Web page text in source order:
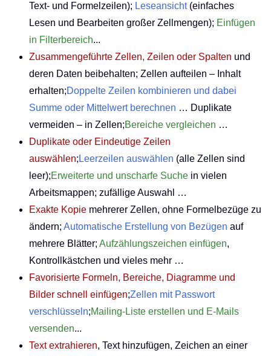
Text- und Formelzeilen); Leseansicht(einfaches
Lesen und Bearbeiten großer Zellmengen); Einfügen
in Filterbereich...
Zusammengeführte Zellen, Zeilen oder Spalten und
deren Daten beibehalten; Zellen aufteilen – Inhalt
erhalten;Doppelte Zeilen kombinieren und dabei
Summe oder Mittelwert berechnen … Duplikate
vermeiden – in Zellen;Bereiche vergleichen …
Duplikate oder Eindeutige Zeilen
auswählen; Leerzeilen auswählen (alle Zellen sind
leer);Erweiterte und unscharfe Suche in vielen
Arbeitsmappen; zufällige Auswahl …
Exakte Kopie mehrerer Zellen, ohne Formelbezüge zu
ändern; Automatische Erstellung von Bezügen auf
mehrere Blätter; Aufzählungszeichen einfügen,
Kontrollkästchen und vieles mehr …
Favorisierte Formeln, Bereiche, Diagramme und
Bilder schnell einfügen;Zellen mit Passwort
verschlüsseln;Mailing-Liste erstellen und E-Mails
versenden...
Text extrahieren, Text hinzufügen, Zeichen an einer